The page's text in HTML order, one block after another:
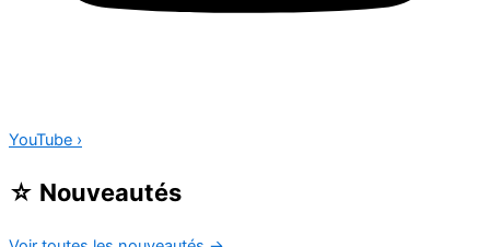
YouTube ›
☆ Nouveautés